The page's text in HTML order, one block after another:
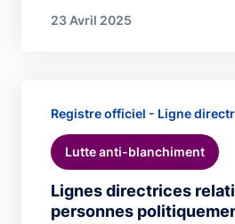
23 Avril 2025
Lignes directrices
personnes
Registre officiel - Ligne
Lutte anti-blanchiment